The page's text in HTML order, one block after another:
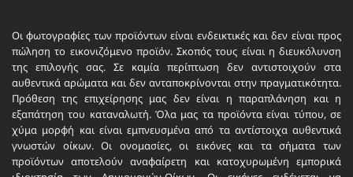
Οι φωτογραφίες των προϊόντων είναι ενδεικτικές και δεν είναι προς
πώληση το εικονιζόμενο προϊόν. Σκοπός τους είναι η διευκόλυνση
της επιλογής σας. Σε καμία περίπτωση δεν αντιστοιχούν στα
αυθεντικά αρώματα και δεν ανταποκρίνονται στην πραγματικότητα.
Πρόθεση της επιχείρησης μας δεν είναι η παραπλάνηση και η
εξαπάτηση του καταναλωτή. Όλα μας τα προϊόντα είναι τύπου, σε
χύμα μορφή και είναι εμπνευσμένα από τα αντίστοιχα αυθεντικά
γνωστών οίκων. Οι ονομασίες, οι εικόνες και τα σήματα των
προϊόντων αποτελούν αναφαίρετη και κατοχυρωμένη εμπορικά